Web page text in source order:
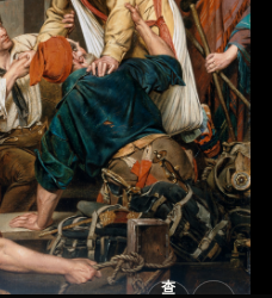
个
看
点
查